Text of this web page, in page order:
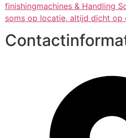
finishingmachines & Handling
soms op locatie, altijd dicht op